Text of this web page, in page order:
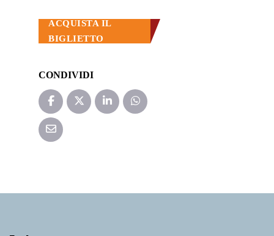
ACQUISTA IL
BIGLIETTO
CONDIVIDI